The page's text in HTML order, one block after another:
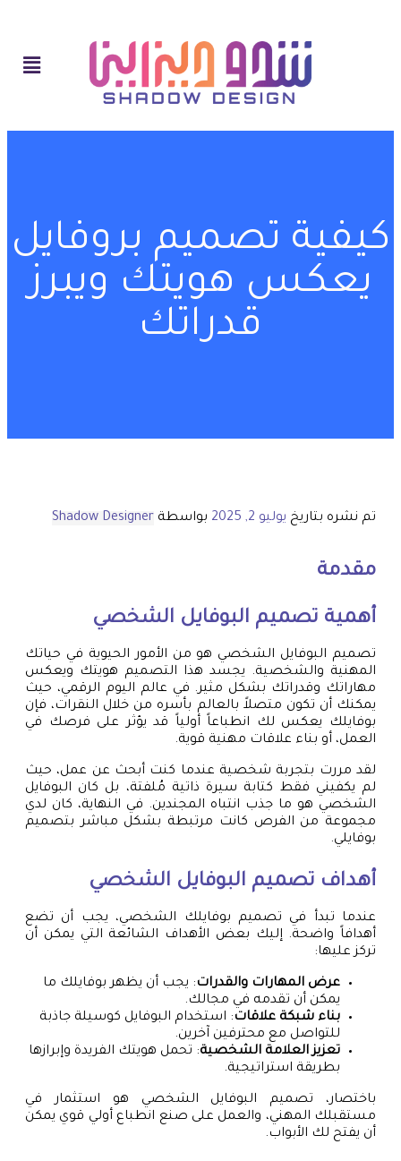
كيفية تصميم بروفايل
يعكس هويتك ويبرز
قدراتك
تم نشره بتاريخ يوليو 2, 2025 بواسطة Shadow Designer
مقدمة
أهمية تصميم البوفايل الشخصي
تصميم البوفايل الشخصي هو من الأمور الحيوية في حياتك
المهنية والشخصية. يجسد هذا التصميم هويتك ويعكس
مهاراتك وقدراتك بشكل مثير. في عالم اليوم الرقمي، حيث
يمكنك أن تكون متصلاً بالعالم بأسره من خلال النقرات، فإن
بوفايلك يعكس لك انطباعاً أولياً قد يؤثر على فرصك في
العمل، أو بناء علاقات مهنية قوية.
لقد مررت بتجربة شخصية عندما كنت أبحث عن عمل، حيث
لم يكفيني فقط كتابة سيرة ذاتية مُلفتة، بل كان البوفايل
الشخصي هو ما جذب انتباه المجندين. في النهاية، كان لدي
مجموعة من الفرص كانت مرتبطة بشكل مباشر بتصميم
بوفايلي.
أهداف تصميم البوفايل الشخصي
عندما تبدأ في تصميم بوفايلك الشخصي، يجب أن تضع
أهدافاً واضحة. إليك بعض الأهداف الشائعة التي يمكن أن
تركز عليها:
عرض المهارات والقدرات: يجب أن يظهر بوفايلك ما
يمكن أن تقدمه في مجالك.
بناء شبكة علاقات: استخدام البوفايل كوسيلة جاذبة
للتواصل مع محترفين آخرين.
تعزيز العلامة الشخصية: تحمل هويتك الفريدة وإبرازها
بطريقة استراتيجية.
باختصار، تصميم البوفايل الشخصي هو استثمار في
مستقبلك المهني، والعمل على صنع انطباع أولي قوي يمكن
أن يفتح لك الأبواب.